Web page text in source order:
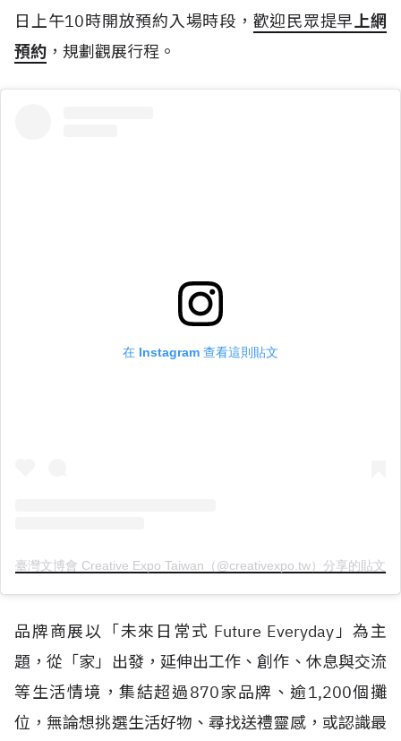
日上午10時開放預約入場時段， 歡迎民眾提早上網
預約 ，規劃觀展行程。
在 Instagram 查看這則貼文
臺灣文博會 Creative Expo Taiwan（@creativexpo.tw）分享的貼文
品牌商展以「未來日常式 Future Everyday」為主
題，從「家」出發，延伸出工作、創作、休息與交流
等生活情境，集結超過870家品牌、逾1,200個攤
位，無論想挑選生活好物、尋找送禮靈感，或認識最